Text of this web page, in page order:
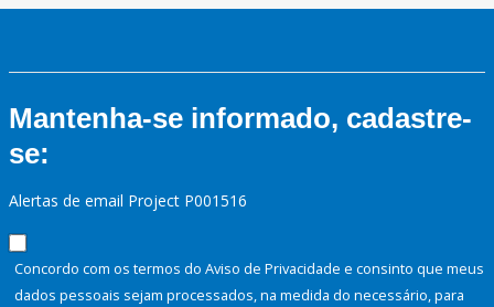
Mantenha-se informado, cadastre-
se:
Alertas de email Project P001516
Concordo com os termos do Aviso de Privacidade e consinto que meus
dados pessoais sejam processados, na medida do necessário, para